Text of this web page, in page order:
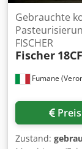
Fumane
Gebrauchte
FISCHER
Fischer
Zustand: